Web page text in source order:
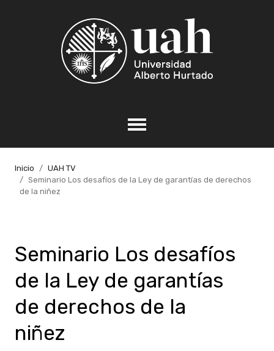
Inicio
UAH TV
Seminario Los desafíos de la Ley de garantías de derechos
de la niñez
Seminario Los desafíos
de la Ley de garantías
de derechos de la
niñez